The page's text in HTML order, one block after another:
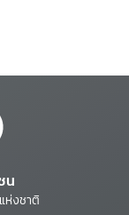
น
ห่งชาติ